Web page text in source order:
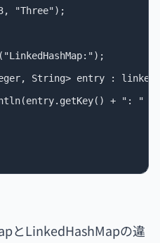
"Three");
String> entry :
+ ": " +
とLinkedHashMapの違